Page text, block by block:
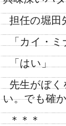
担任の堀田
「カイ・
「はい」
先生がぼ
い。でも確
＊＊＊